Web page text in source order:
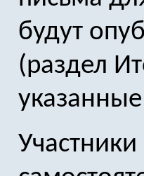
будут
(раздел